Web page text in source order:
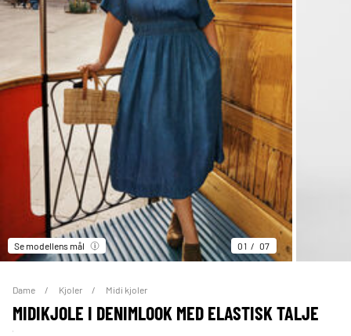
Se modellens mål 01 07
Dame Kjoler Midi kjoler
MIDIKJOLE I DENIMLOOK MED ELASTISK TALJE